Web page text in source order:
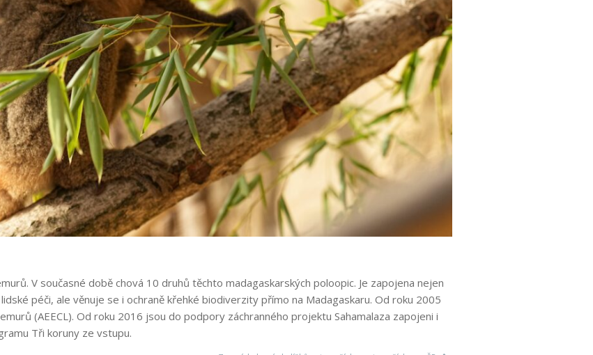
V současné době chová 10 druhů těchto madagaskarských poloopic. Je zapojena nejen
péči, ale věnuje se i ochraně křehké biodiverzity přímo na Madagaskaru. Od roku 2005
(AEECL). Od roku 2016 jsou do podpory záchranného projektu Sahamalaza zapojeni i
Tři koruny ze vstupu.